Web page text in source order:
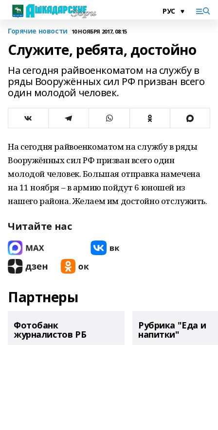
Горячие новости 10 НОЯБРЯ 2017, 08:15
Служите, ребята, достойно
На сегодня райвоенкоматом на службу в
ряды Вооружённых сил РФ призван всего
один молодой человек.
На сегодня райвоенкоматом на службу в ряды
Вооружённых сил РФ призван всего один
молодой человек. Большая отправка намечена
на 11 ноября – в армию пойдут 6 юношей из
нашего района. Желаем им достойно отслужить.
Читайте нас
Партнеры
Фотобанк
журналистов РБ
Рубрика "Еда и
напитки"